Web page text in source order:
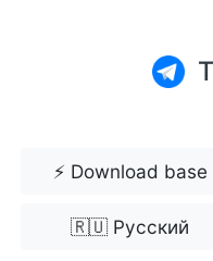
⚡️ Download base
🇷🇺 Русский